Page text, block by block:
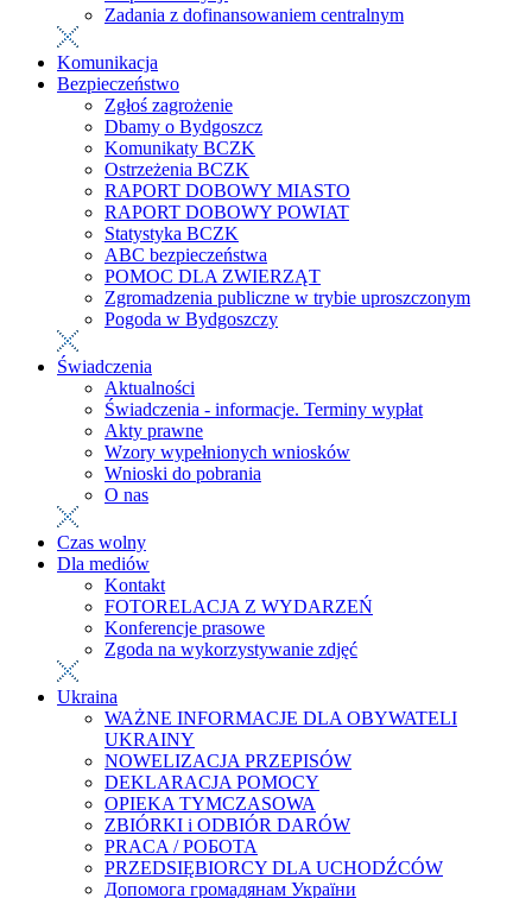
Zadania z dofinansowaniem centralnym
Komunikacja
Bezpieczeństwo
Zgłoś zagrożenie
Dbamy o Bydgoszcz
Komunikaty BCZK
Ostrzeżenia BCZK
RAPORT DOBOWY MIASTO
RAPORT DOBOWY POWIAT
Statystyka BCZK
ABC bezpieczeństwa
POMOC DLA ZWIERZĄT
Zgromadzenia publiczne w trybie uproszczonym
Pogoda w Bydgoszczy
Świadczenia
Aktualności
Świadczenia - informacje. Terminy wypłat
Akty prawne
Wzory wypełnionych wniosków
Wnioski do pobrania
O nas
Czas wolny
Dla mediów
Kontakt
FOTORELACJA Z WYDARZEŃ
Konferencje prasowe
Zgoda na wykorzystywanie zdjęć
Ukraina
WAŻNE INFORMACJE DLA OBYWATELI
UKRAINY
NOWELIZACJA PRZEPISÓW
DEKLARACJA POMOCY
OPIEKA TYMCZASOWA
ZBIÓRKI i ODBIÓR DARÓW
PRACA / РОБОТА
PRZEDSIĘBIORCY DLA UCHODŹCÓW
Допомога громадянам України